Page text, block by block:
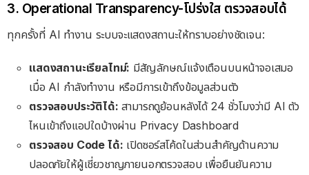
3. Operational Transparency-โปร่งใส ตรวจสอบได้
ทุกครั้งที่ AI ทำงาน ระบบจะแสดงสถานะให้ทราบอย่างชัดเจน:
แสดงสถานะเรียลไทม์: มีสัญลักษณ์แจ้งเตือนบนหน้าจอเสมอ
เมื่อ AI กำลังทำงาน หรือมีการเข้าถึงข้อมูลส่วนตัว
ตรวจสอบประวัติได้: สามารถดูย้อนหลังได้ 24 ชั่วโมงว่ามี AI ตัว
ไหนเข้าถึงแอปใดบ้างผ่าน Privacy Dashboard
ตรวจสอบ Code ได้: เปิดซอร์สโค้ดในส่วนสำคัญด้านความ
ปลอดภัยให้ผู้เชี่ยวชาญภายนอกตรวจสอบ เพื่อยืนยันความ